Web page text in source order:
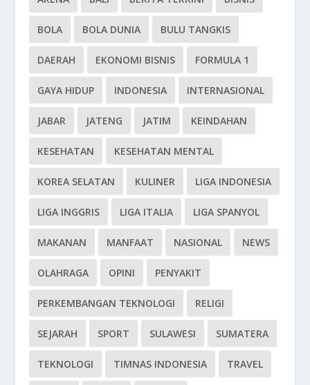
BOLA BOLA DUNIA BULU TANGKIS
DAERAH EKONOMI BISNIS FORMULA 1
GAYA HIDUP INDONESIA INTERNASIONAL
JABAR JATENG JATIM KEINDAHAN
KESEHATAN KESEHATAN MENTAL
KOREA SELATAN KULINER LIGA INDONESIA
LIGA INGGRIS LIGA ITALIA LIGA SPANYOL
MAKANAN MANFAAT NASIONAL NEWS
OLAHRAGA OPINI PENYAKIT
PERKEMBANGAN TEKNOLOGI RELIGI
SEJARAH SPORT SULAWESI SUMATERA
TEKNOLOGI TIMNAS INDONESIA TRAVEL